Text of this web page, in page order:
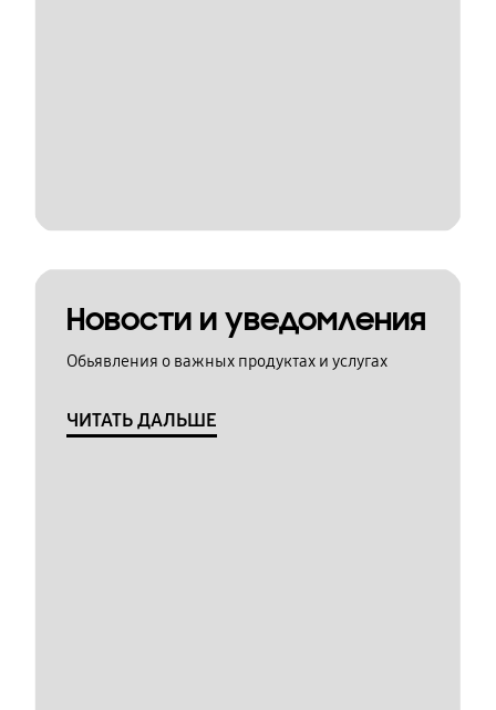
Новости и уведомления
Обьявления о важных продуктах и услугах
ЧИТАТЬ ДАЛЬШЕ